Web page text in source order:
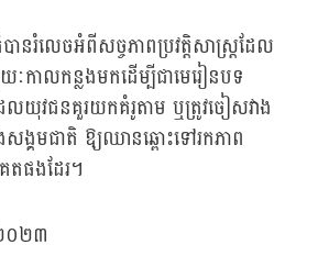
នរំលេចអំពីសច្ចភាពប្រវត្តិសាស្ត្រដែល
យៈកាលកន្លងមកដើម្បីជាមេរៀនបទ
វជនគួរយកគំរូតាម ឬត្រូវចៀសវាង
ង្គមជាតិ ឱ្យឈានឆ្ពោះទៅរកភាព
តផងដែរ។
២០២៣